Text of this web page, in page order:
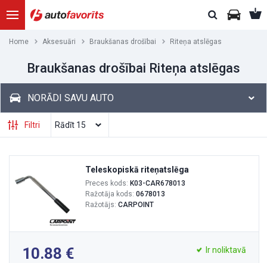
Home Aksesuāri Braukšanas drošībai Riteņa atslēgas
Braukšanas drošībai Riteņa atslēgas
NORĀDI SAVU AUTO
Filtri
Teleskopiskā riteņatslēga
Preces kods: K03-CAR678013
Ražotāja kods: 0678013
Ražotājs: CARPOINT
10.88 Ir noliktavā